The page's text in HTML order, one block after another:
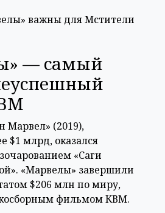
— самый
Марвел» (2019),
$1 млрд, оказался
«Саги
«Марвелы» завершили
$206 млн по миру,
фильмом КВМ.